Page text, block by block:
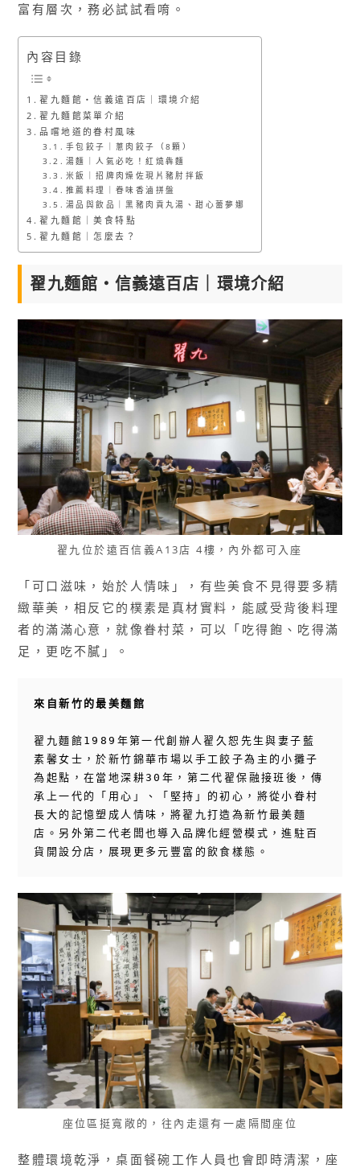
富有層次，務必試試看唷。
內容目錄
翟九麵館・信義遠百店｜環境介紹
翟九麵館菜單介紹
品嚐地道的眷村風味
手包餃子｜蔥肉餃子（8顆）
湯麵｜人氣必吃！紅燒犇麵
米飯｜招牌肉燥佐現片豬肘拌飯
推薦料理｜眷味香滷拼盤
湯品與飲品｜黑豬肉貢丸湯、甜心蕾夢娜
翟九麵館｜美食特點
翟九麵館｜怎麼去？
翟九麵館・信義遠百店｜環境介紹
翟九位於遠百信義A13店 4樓，內外都可入座
「可口滋味，始於人情味」，有些美食不見得要多精
緻華美，相反它的樸素是真材實料，能感受背後料理
者的滿滿心意，就像眷村菜，可以「吃得飽、吃得滿
足，更吃不膩」。
來自新竹的最美麵館
翟九麵館1989年第一代創辦人翟久恕先生與妻子藍
素馨女士，於新竹錦華市場以手工餃子為主的小攤子
為起點，在當地深耕30年，第二代翟保融接班後，傳
承上一代的「用心」、「堅持」的初心，將從小眷村
長大的記憶塑成人情味，將翟九打造為新竹最美麵
店。另外第二代老闆也導入品牌化經營模式，進駐百
貨開設分店，展現更多元豐富的飲食樣態。
座位區挺寬敞的，往內走還有一處隔間座位
整體環境乾淨，桌面餐碗工作人員也會即時清潔，座